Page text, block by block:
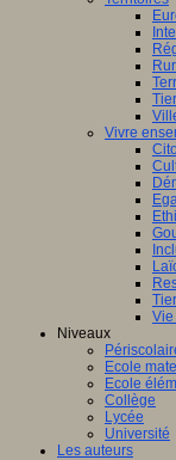
Vivre
Vie
Niveaux
Ecole
Ecole
Collège
Lycée
Université
Les auteurs